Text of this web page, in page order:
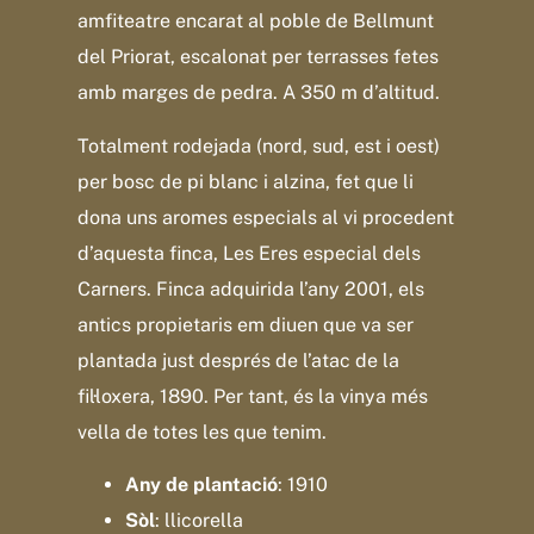
amfiteatre encarat al poble de Bellmunt
del Priorat, escalonat per terrasses fetes
amb marges de pedra. A 350 m d’altitud.
Totalment rodejada (nord, sud, est i oest)
per bosc de pi blanc i alzina, fet que li
dona uns aromes especials al vi procedent
d’aquesta finca, Les Eres especial dels
Carners. Finca adquirida l’any 2001, els
antics propietaris em diuen que va ser
plantada just després de l’atac de la
fil·loxera, 1890. Per tant, és la vinya més
vella de totes les que tenim.
Any de plantació: 1910
Sòl: llicorella